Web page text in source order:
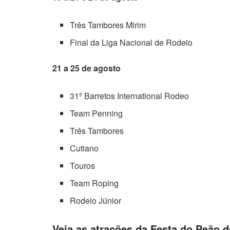
Três Tambores Mirim
Final da Liga Nacional de Rodeio
21 a 25 de agosto
31º Barretos International Rodeo
Team Penning
Três Tambores
Cutiano
Touros
Team Roping
Rodeio Júnior